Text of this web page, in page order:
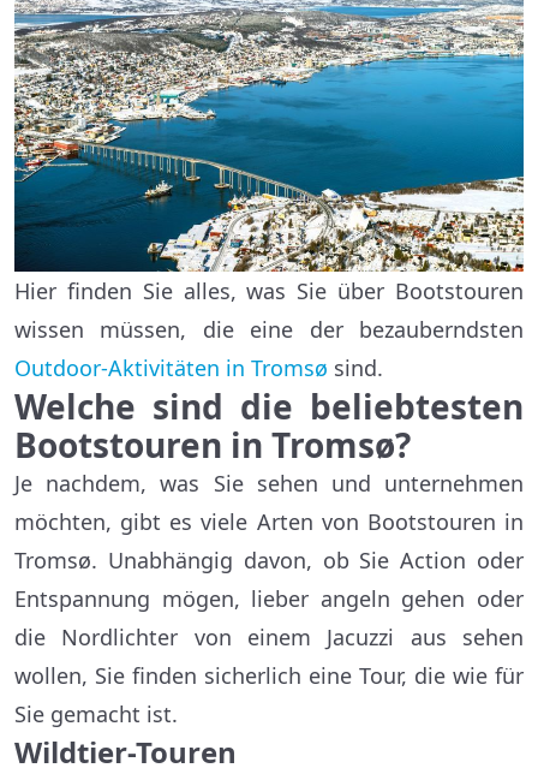
Hier finden Sie alles, was Sie über Bootstouren
wissen müssen, die eine der bezauberndsten
Outdoor-Aktivitäten in Tromsø sind.
Welche sind die beliebtesten
Bootstouren in Tromsø?
Je nachdem, was Sie sehen und unternehmen
möchten, gibt es viele Arten von Bootstouren in
Tromsø. Unabhängig davon, ob Sie Action oder
Entspannung mögen, lieber angeln gehen oder
die Nordlichter von einem Jacuzzi aus sehen
wollen, Sie finden sicherlich eine Tour, die wie für
Sie gemacht ist.
Wildtier-Touren